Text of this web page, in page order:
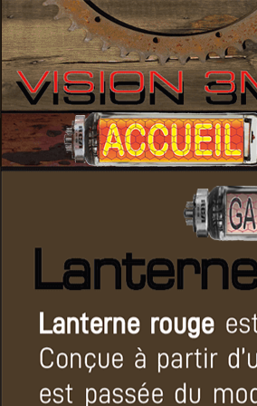
Réalisation VISION3MC (Multimédias)